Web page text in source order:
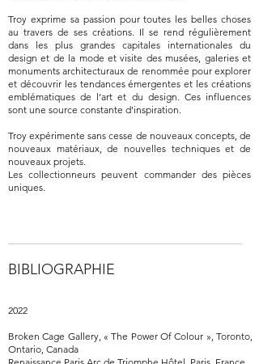
Troy exprime sa passion pour toutes les belles choses
au travers de ses créations. Il se rend régulièrement
dans les plus grandes capitales internationales du
design et de la mode et visite des musées, galeries et
monuments architecturaux de renommée pour explorer
et découvrir les tendances émergentes et les créations
emblématiques de l’art et du design. Ces influences
sont une source constante d’inspiration.
Troy expérimente sans cesse de nouveaux concepts, de
nouveaux matériaux, de nouvelles techniques et de
nouveaux projets.
Les collectionneurs peuvent commander des pièces
uniques.
BIBLIOGRAPHIE
2022
Broken Cage Gallery, « The Power Of Colour », Toronto,
Ontario, Canada